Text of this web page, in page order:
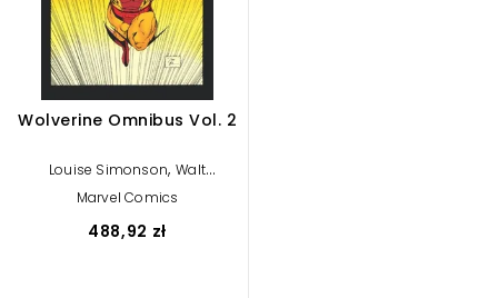
Wolverine Omnibus Vol. 2
Louise Simonson,Walt
Simonson
Marvel Comics
488,92 zł